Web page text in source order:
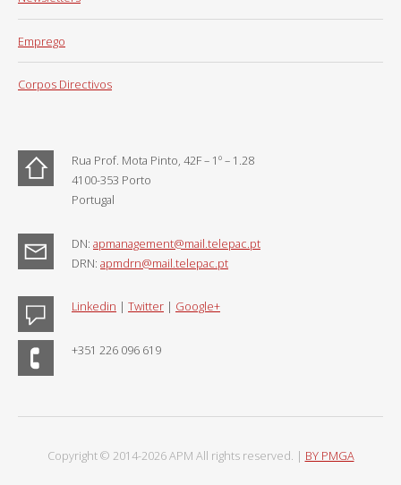
Emprego
Corpos Directivos
Rua Prof. Mota Pinto, 42F – 1º – 1.28
4100-353 Porto
Portugal
DN: apmanagement@mail.telepac.pt
DRN: apmdrn@mail.telepac.pt
Linkedin | Twitter | Google+
+351 226 096 619
Copyright © 2014-2026 APM All rights reserved. | BY PMGA